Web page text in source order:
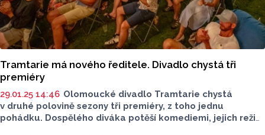
Tramtarie má nového ředitele. Divadlo chystá tři
premiéry
29.01.25 14:46 Olomoucké divadlo Tramtarie chystá
v druhé polovině sezony tři premiéry, z toho jednu
pohádku. Dospělého diváka potěší komediemi, jejich režie